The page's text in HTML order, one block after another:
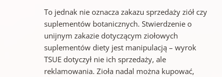
To jednak nie oznacza zakazu sprzedaży ziół czy
suplementów botanicznych. Stwierdzenie o
unijnym zakazie dotyczącym ziołowych
suplementów diety jest manipulacją – wyrok
TSUE dotyczył nie ich sprzedaży, ale
reklamowania. Zioła nadal można kupować,